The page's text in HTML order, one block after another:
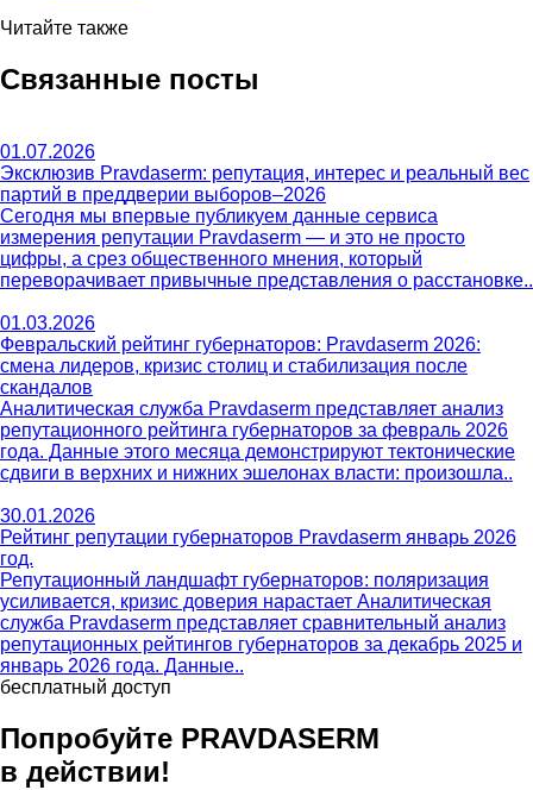
Читайте также
Связанные посты
01.07.2026
Эксклюзив Pravdaserm: репутация, интерес и реальный вес
партий в преддверии выборов–2026
Сегодня мы впервые публикуем данные сервиса
измерения репутации Pravdaserm — и это не просто
цифры, а срез общественного мнения, который
переворачивает привычные представления о расстановке..
01.03.2026
Февральский рейтинг губернаторов: Pravdaserm 2026:
смена лидеров, кризис столиц и стабилизация после
скандалов
Аналитическая служба Pravdaserm представляет анализ
репутационного рейтинга губернаторов за февраль 2026
года. Данные этого месяца демонстрируют тектонические
сдвиги в верхних и нижних эшелонах власти: произошла..
30.01.2026
Рейтинг репутации губернаторов Pravdaserm январь 2026
год.
Репутационный ландшафт губернаторов: поляризация
усиливается, кризис доверия нарастает Аналитическая
служба Pravdaserm представляет сравнительный анализ
репутационных рейтингов губернаторов за декабрь 2025 и
январь 2026 года. Данные..
бесплатный доступ
Попробуйте PRAVDASERM
в действии!